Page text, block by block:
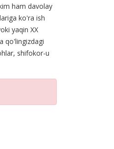
ham davolay
ko'ra ish
yaqin XX
qo'lingizdagi
shifokor-u